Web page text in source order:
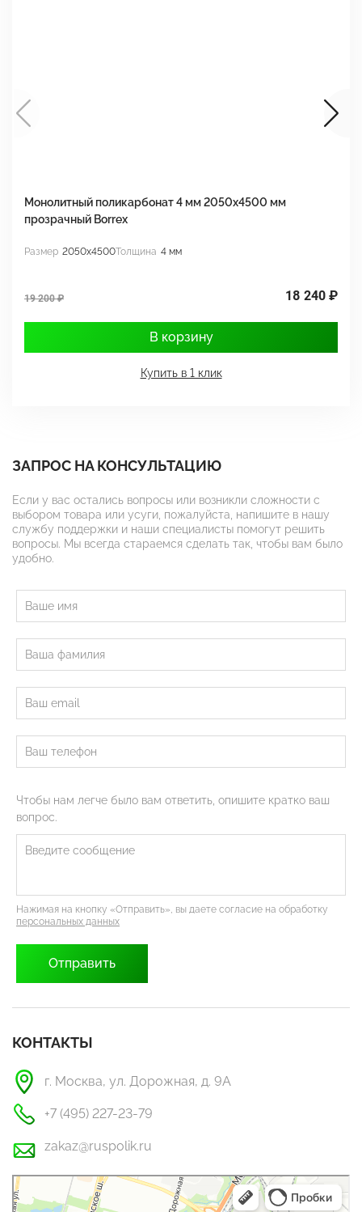
Монолитный поликарбонат 4 мм 2050х4500 мм
прозрачный Borrex
Размер 2050x4500Толщина 4 мм
19 200 ₽ 18 240 ₽
В корзину
Купить в 1 клик
ЗАПРОС НА КОНСУЛЬТАЦИЮ
Если у вас остались вопросы или возникли сложности с
выбором товара или усуги, пожалуйста, напишите в нашу
службу поддержки и наши специалисты помогут решить
вопросы. Мы всегда стараемся сделать так, чтобы вам было
удобно.
Чтобы нам легче было вам ответить, опишите кратко ваш
вопрос.
Нажимая на кнопку «Отправить», вы даете согласие на обработку
персональных данных
КОНТАКТЫ
г. Москва, ул. Дорожная, д. 9А
+7 (495) 227-23-79
zakaz@ruspolik.ru
РусПолик
Оргстекло, поликарбонат в Москве
Строительные и отделочные работы в Москве